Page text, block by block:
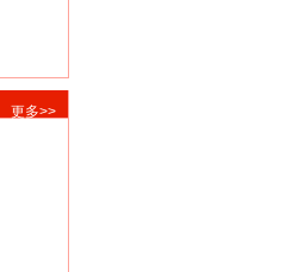
更多>>